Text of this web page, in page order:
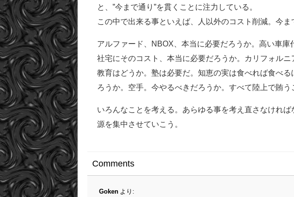
と、”今まで通り”を貫くことに注力している。
この中で出来る事といえば、人以外のコスト削減。今
アルファード、NBOX、本当に必要だろうか。高い車
社宅にそのコスト、本当に必要だろうか。カリフォルニ
教育はどうか。塾は必要だ。知恵の実は食べれば食べ
ろうか。空手。今やるべきだろうか。すべて陸上で賄う
いろんなことを考える。あらゆる事を考え直さなけれ
源を集中させていこう。
Comments
Goken より: